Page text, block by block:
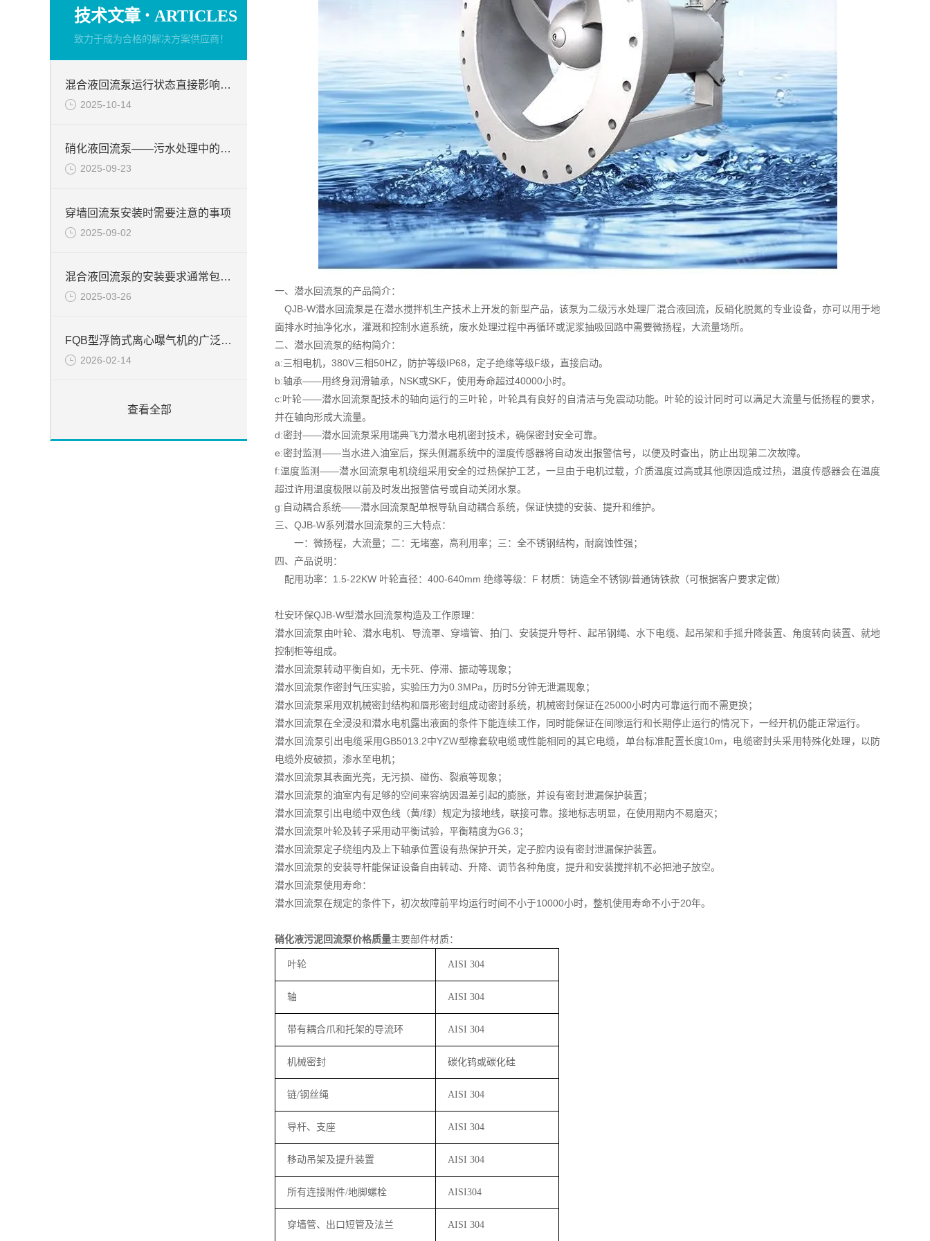
技术文章 · ARTICLES
致力于成为合格的解决方案供应商！
混合液回流泵运行状态直接影响整个工艺流程的稳定性与效率
2025-10-14
硝化液回流泵——污水处理中的关键角色
2025-09-23
穿墙回流泵安装时需要注意的事项
2025-09-02
混合液回流泵的安装要求通常包括以下几个方面
2025-03-26
FQB型浮筒式离心曝气机的广泛应用
2026-02-14
查看全部
一、潜水回流泵的产品简介：
QJB-W潜水回流泵是在潜水搅拌机生产技术上开发的新型产品，该泵为二级污水处理厂混合液回流，反硝化脱氮的专业设备，亦可以用于地
面排水时抽净化水，灌溉和控制水道系统，废水处理过程中再循环或泥浆抽吸回路中需要微扬程，大流量场所。
二、潜水回流泵的结构简介：
a:三相电机，380V三相50HZ，防护等级IP68，定子绝缘等级F级，直接启动。
b:轴承——用终身润滑轴承，NSK或SKF，使用寿命超过40000小时。
c:叶轮——潜水回流泵配技术的轴向运行的三叶轮，叶轮具有良好的自清洁与免震动功能。叶轮的设计同时可以满足大流量与低扬程的要求，
并在轴向形成大流量。
d:密封——潜水回流泵采用瑞典飞力潜水电机密封技术，确保密封安全可靠。
e:密封监测——当水进入油室后，探头侧漏系统中的湿度传感器将自动发出报警信号，以便及时查出，防止出现第二次故障。
f:温度监测——潜水回流泵电机绕组采用安全的过热保护工艺，一旦由于电机过载，介质温度过高或其他原因造成过热，温度传感器会在温度
超过许用温度极限以前及时发出报警信号或自动关闭水泵。
g:自动耦合系统——潜水回流泵配单根导轨自动耦合系统，保证快捷的安装、提升和维护。
三、QJB-W系列潜水回流泵的三大特点：
一：微扬程，大流量；二：无堵塞，高利用率；三：全不锈钢结构，耐腐蚀性强；
四、产品说明：
配用功率：1.5-22KW 叶轮直径：400-640mm 绝缘等级：F 材质：铸造全不锈钢/普通铸铁款（可根据客户要求定做）
杜安环保QJB-W型潜水回流泵构造及工作原理：
潜水回流泵由叶轮、潜水电机、导流罩、穿墙管、拍门、安装提升导杆、起吊钢绳、水下电缆、起吊架和手摇升降装置、角度转向装置、就地
控制柜等组成。
潜水回流泵转动平衡自如，无卡死、停滞、振动等现象；
潜水回流泵作密封气压实验，实验压力为0.3MPa，历时5分钟无泄漏现象；
潜水回流泵采用双机械密封结构和唇形密封组成动密封系统，机械密封保证在25000小时内可靠运行而不需更换；
潜水回流泵在全浸没和潜水电机露出液面的条件下能连续工作，同时能保证在间隙运行和长期停止运行的情况下，一经开机仍能正常运行。
潜水回流泵引出电缆采用GB5013.2中YZW型橡套软电缆或性能相同的其它电缆，单台标准配置长度10m，电缆密封头采用特殊化处理，以防
电缆外皮破损，渗水至电机；
潜水回流泵其表面光亮，无污损、碰伤、裂痕等现象；
潜水回流泵的油室内有足够的空间来容纳因温差引起的膨胀，并设有密封泄漏保护装置；
潜水回流泵引出电缆中双色线（黄/绿）规定为接地线，联接可靠。接地标志明显，在使用期内不易磨灭；
潜水回流泵叶轮及转子采用动平衡试验，平衡精度为G6.3；
潜水回流泵定子绕组内及上下轴承位置设有热保护开关，定子腔内设有密封泄漏保护装置。
潜水回流泵的安装导杆能保证设备自由转动、升降、调节各种角度，提升和安装搅拌机不必把池子放空。
潜水回流泵使用寿命：
潜水回流泵在规定的条件下，初次故障前平均运行时间不小于10000小时，整机使用寿命不小于20年。
硝化液污泥回流泵价格质量主要部件材质：
叶轮 AISI 304
轴 AISI 304
带有耦合爪和托架的导流环 AISI 304
机械密封 碳化钨或碳化硅
链/钢丝绳 AISI 304
导杆、支座 AISI 304
移动吊架及提升装置 AISI 304
所有连接附件/地脚螺栓 AISI304
穿墙管、出口短管及法兰 AISI 304